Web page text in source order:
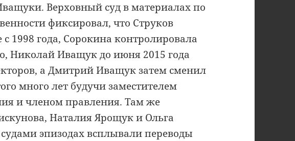
Верховный суд в материалах по
фиксировал, что Струков
с 1998 года, Сорокина контролировала
Николай Иващук до июня 2015 года
а Дмитрий Иващук затем сменил
много лет будучи заместителем
и членом правления. Там же
Наталия Ярощук и Ольга
эпизодах всплывали переводы